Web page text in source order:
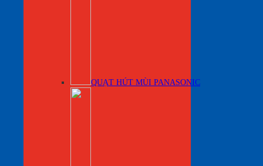
QUẠT HÚT MÙI PANASONIC